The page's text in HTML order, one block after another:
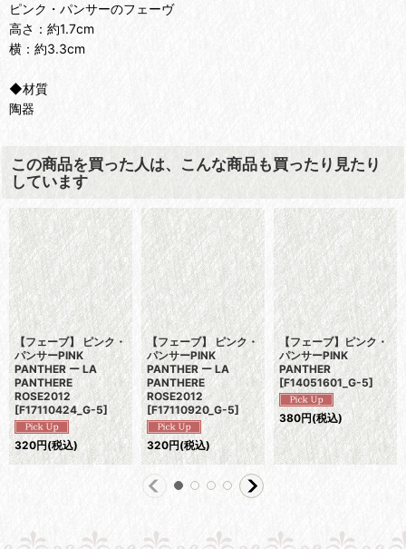
ピンク・パンサーのフェーヴ
高さ：約1.7cm
横：約3.3cm
◆材質
陶器
この商品を買った人は、こんな商品も買ったり見たり
しています
【フェーブ】 ピンク・
パンサーPINK
PANTHER ー LA
PANTHERE
ROSE2012
[F17110424_G-5]
320円(税込)
【フェーブ】 ピンク・
パンサーPINK
PANTHER ー LA
PANTHERE
ROSE2012
[F17110920_G-5]
320円(税込)
【フェーブ】ピンク・
パンサーPINK
PANTHER
[F14051601_G-5]
380円(税込)